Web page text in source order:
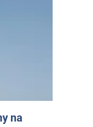
na